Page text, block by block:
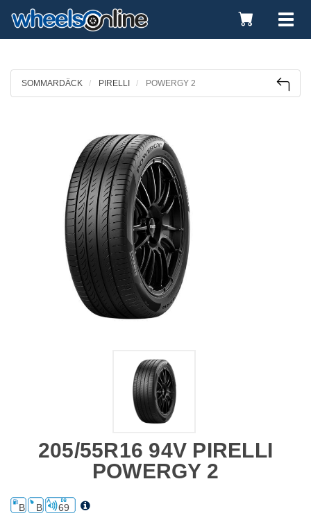
Toggle
Cart
SOMMARDÄCK PIRELLI POWERGY 2
205/55R16 94V PIRELLI
POWERGY 2
B B 69